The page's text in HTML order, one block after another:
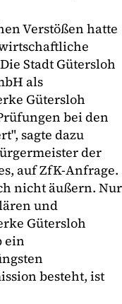
Verstößen hatte
Stadt Gütersloh
als
Gütersloh
bei den
sagte dazu
der
auf ZfK-Anfrage.
nicht äußern. Nur
und
Gütersloh
ein
besteht, ist